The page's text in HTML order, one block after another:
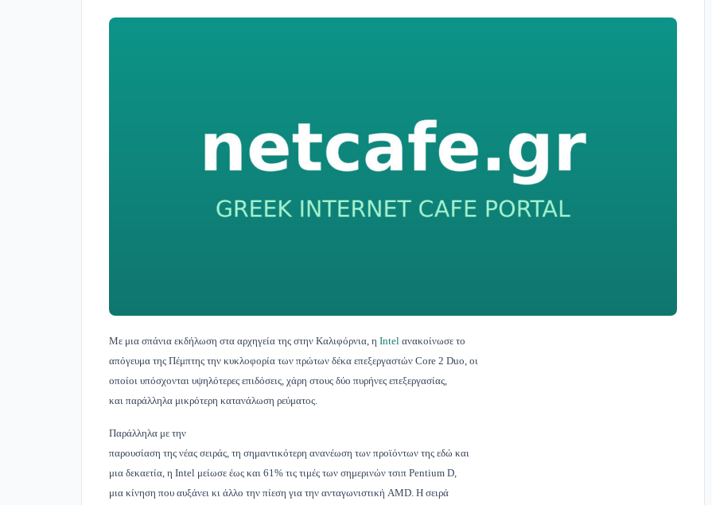
Με μια σπάνια εκδήλωση στα αρχηγεία της στην Καλιφόρνια, η Intel ανακοίνωσε το
απόγευμα της Πέμπτης την κυκλοφορία των πρώτων δέκα επεξεργαστών Core 2 Duo, οι
οποίοι υπόσχονται υψηλότερες επιδόσεις, χάρη στους δύο πυρήνες επεξεργασίας,
και παράλληλα μικρότερη κατανάλωση ρεύματος.
Παράλληλα με την
παρουσίαση της νέας σειράς, τη σημαντικότερη ανανέωση των προϊόντων της εδώ και
μια δεκαετία, η Intel μείωσε έως και 61% τις τιμές των σημερινών τσιπ Pentium D,
μια κίνηση που αυξάνει κι άλλο την πίεση για την ανταγωνιστική AMD. Η σειρά